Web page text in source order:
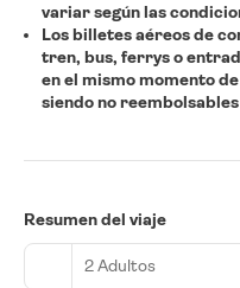
variar según las
Los billetes aéreos de
tren, bus, ferrys o
en el mismo momento
siendo no
Resumen del viaje
2 Adultos